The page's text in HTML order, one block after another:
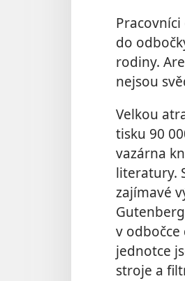
do
rodiny.
nejsou
Velkou
tisku 90
vazárna
literatury.
zajímavé
v
jednotce
stroje a